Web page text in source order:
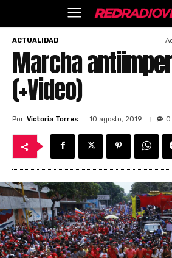
ACTUALIDAD
Marcha
(+Video)
Por Victoria Torres 10 agosto, 2019 0